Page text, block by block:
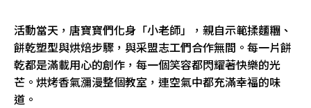
活動當天，唐寶寶們化身「小老師」，親自示範揉麵糰、
餅乾塑型與烘焙步驟，與采盟志工們合作無間。每一片餅
乾都是滿載用心的創作，每一個笑容都閃耀著快樂的光
芒。烘烤香氣瀰漫整個教室，連空氣中都充滿幸福的味
道。